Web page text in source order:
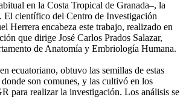
en la Costa Tropical de Granada–, la
El científico del Centro de Investigación
Herrera encabeza este trabajo, realizado en
que dirige José Carlos Prados Salazar,
de Anatomía y Embriología Humana.
ecuatoriano, obtuvo las semillas de estas
donde son comunes, y las cultivó en los
para realizar la investigación. Los análisis se